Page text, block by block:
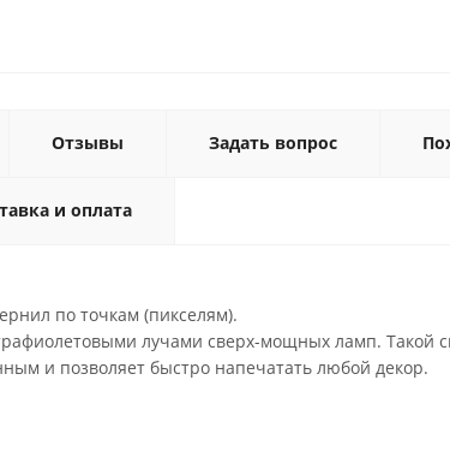
Отзывы Задать вопрос
и оплата
по точкам (пикселям).
лучами сверх-мощных ламп. Такой
и позволяет быстро напечатать любой декор.